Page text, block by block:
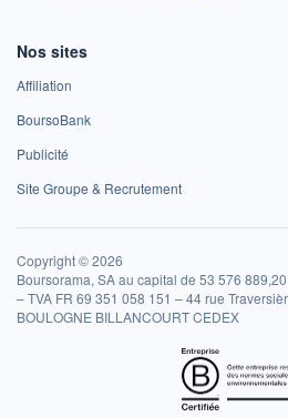
Nos sites
Affiliation
BoursoBank
Publicité
Site Groupe & Recrutement
Copyright © 2026
Boursorama, SA au capital de 53 576
– TVA FR 69 351 058 151 – 44 rue
BOULOGNE BILLANCOURT CEDEX